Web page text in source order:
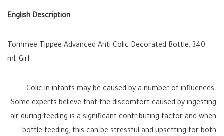
English Description
Tommee Tippee Advanced Anti Colic Decorated Bottle, 340
ml, Girl
Colic in infants may be caused by a number of influences.
Some experts believe that the discomfort caused by ingesting
air during feeding is a significant contributing factor and when
bottle feeding, this can be stressful and upsetting for both